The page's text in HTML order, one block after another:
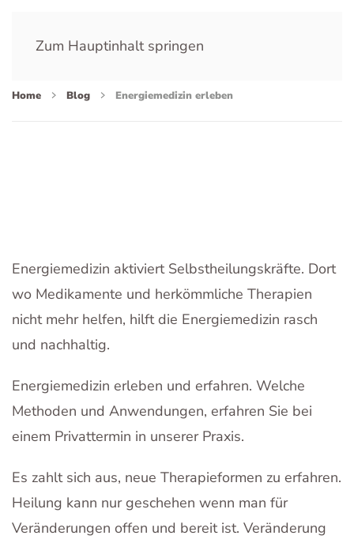
Zum Hauptinhalt springen
Home Blog Energiemedizin erleben
Energiemedizin aktiviert Selbstheilungskräfte. Dort
wo Medikamente und herkömmliche Therapien
nicht mehr helfen, hilft die Energiemedizin rasch
und nachhaltig.
Energiemedizin erleben und erfahren. Welche
Methoden und Anwendungen, erfahren Sie bei
einem Privattermin in unserer Praxis.
Es zahlt sich aus, neue Therapieformen zu erfahren.
Heilung kann nur geschehen wenn man für
Veränderungen offen und bereit ist. Veränderung